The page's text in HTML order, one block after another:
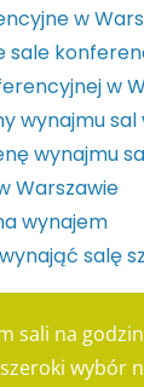
w
sale
w
wynajmu sal
wynajmu
Warszawie
wynajem
salę
sali na
wybór